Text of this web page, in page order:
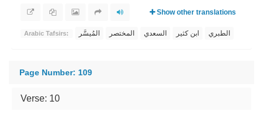
Show other translations
Arabic Tafsirs: المُيسَّر المختصر السعدي ابن كثير الطبري
Page Number: 109
Verse: 10